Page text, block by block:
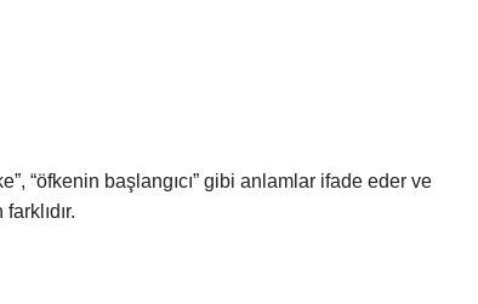
“öfkenin başlangıcı” gibi anlamlar ifade eder ve